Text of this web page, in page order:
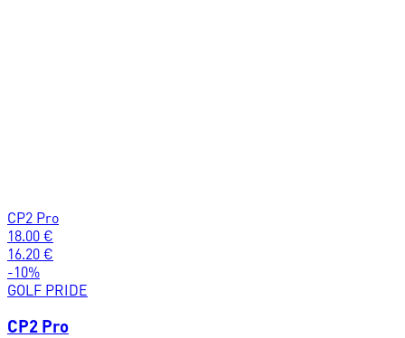
CP2 Pro
18.00 €
16.20 €
-10%
GOLF PRIDE
CP2 Pro